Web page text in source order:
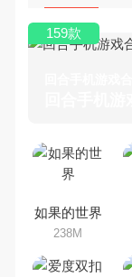
回合手机
159款
如果的世界
238M